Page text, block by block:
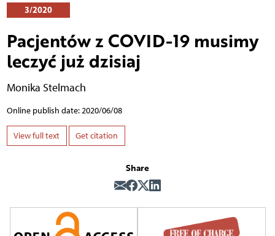
3/2020
Pacjentów z COVID-19 musimy
leczyć już dzisiaj
Monika Stelmach
Online publish date: 2020/06/08
View full text Get citation
Share